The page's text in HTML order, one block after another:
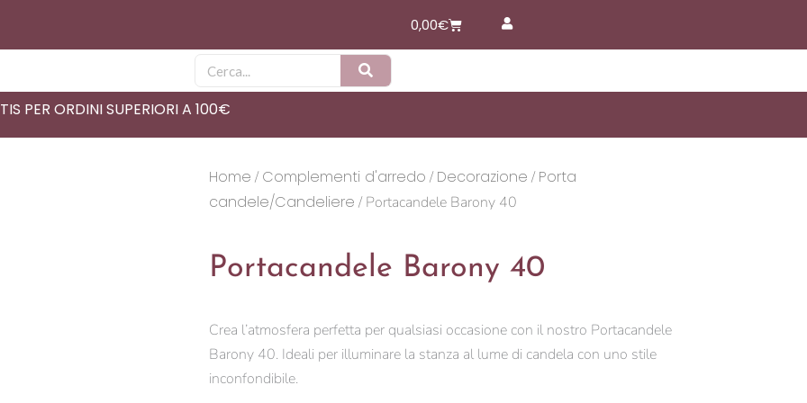
0,00€Carrello
Cerca
PER ORDINI SUPERIORI A 100€
Home /Complementi d'arredo /Decorazione /Porta
candele/Candeliere / Portacandele Barony 40
Portacandele Barony 40
Crea l’atmosfera perfetta per qualsiasi occasione con il nostro Portacandele
Barony 40. Ideali per illuminare la stanza al lume di candela con uno stile
inconfondibile.